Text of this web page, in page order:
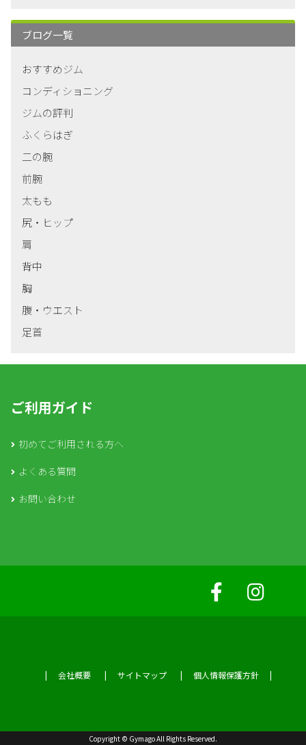
ブログ一覧
おすすめジム
コンディショニング
ジムの評判
ふくらはぎ
二の腕
前腕
太もも
尻・ヒップ
肩
背中
胸
腹・ウエスト
足首
ご利用ガイド
初めてご利用される方へ
よくある質問
お問い合わせ
会社概要 サイトマップ 個人情報保護方針
Copyright © Gymago All Rights Reserved.